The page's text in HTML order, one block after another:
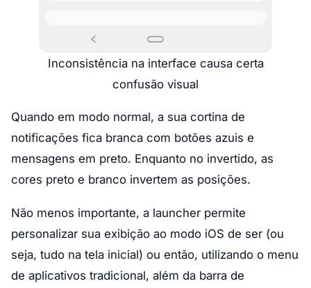
Inconsistência na interface causa certa
confusão visual
Quando em modo normal, a sua cortina de
notificações fica branca com botões azuis e
mensagens em preto. Enquanto no invertido, as
cores preto e branco invertem as posições.
Não menos importante, a launcher permite
personalizar sua exibição ao modo iOS de ser (ou
seja, tudo na tela inicial) ou então, utilizando o menu
de aplicativos tradicional, além da barra de